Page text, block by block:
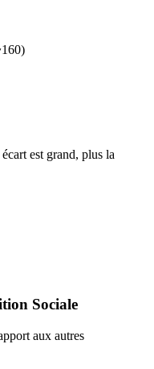
est grand, plus la
Sociale
aux autres